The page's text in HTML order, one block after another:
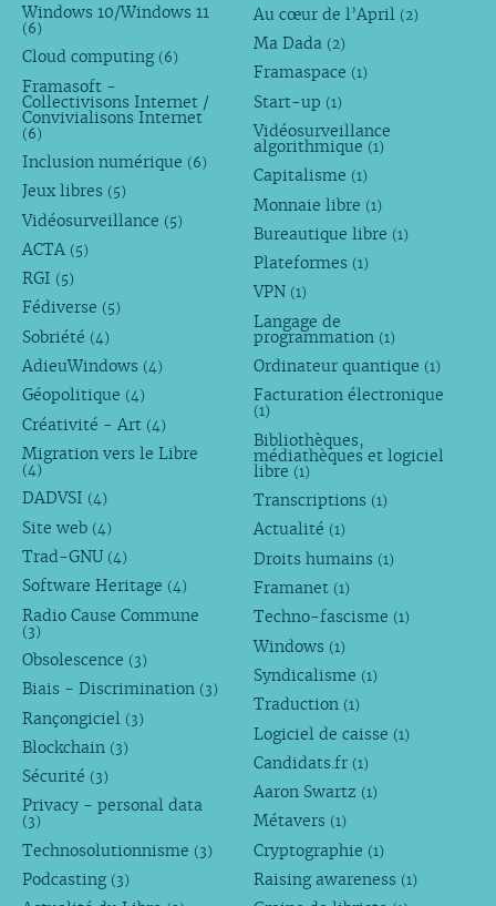
Windows 10/Windows 11
(6)
Cloud computing (6)
Framasoft -
Collectivisons Internet /
Convivialisons Internet
(6)
Inclusion numérique (6)
Jeux libres (5)
Vidéosurveillance (5)
ACTA (5)
RGI (5)
Fédiverse (5)
Sobriété (4)
AdieuWindows (4)
Géopolitique (4)
Créativité - Art (4)
Migration vers le Libre
(4)
DADVSI (4)
Site web (4)
Trad-GNU (4)
Software Heritage (4)
Radio Cause Commune
(3)
Obsolescence (3)
Biais - Discrimination (3)
Rançongiciel (3)
Blockchain (3)
Sécurité (3)
Privacy - personal data
(3)
Technosolutionnisme (3)
Podcasting (3)
Au cœur de l’April (2)
Ma Dada (2)
Framaspace (1)
Start-up (1)
Vidéosurveillance
algorithmique (1)
Capitalisme (1)
Monnaie libre (1)
Bureautique libre (1)
Plateformes (1)
VPN (1)
Langage de
programmation (1)
Ordinateur quantique (1)
Facturation électronique
(1)
Bibliothèques,
médiathèques et logiciel
libre (1)
Transcriptions (1)
Actualité (1)
Droits humains (1)
Framanet (1)
Techno-fascisme (1)
Windows (1)
Syndicalisme (1)
Traduction (1)
Logiciel de caisse (1)
Candidats.fr (1)
Aaron Swartz (1)
Métavers (1)
Cryptographie (1)
Raising awareness (1)